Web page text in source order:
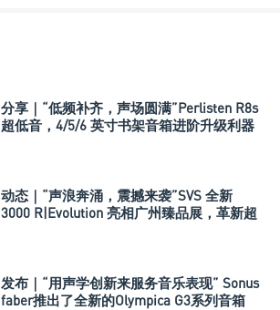
分享｜“低频补齐，声场圆满”Perlisten R8s
超低音，4/5/6 英寸书架音箱进阶升级利器
动态｜“声浪奔涌，震撼来袭”SVS 全新
3000 R|Evolution 亮相广州臻品展，革新超
发布｜“用声学创新来服务音乐表现” Sonus
faber推出了全新的Olympica G3系列音箱